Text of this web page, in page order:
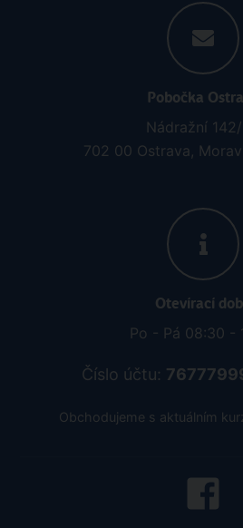
Pobočka
Nádražní
702 00 Ostrava,
Otevírací
Po - Pá 08:30 -
Číslo účtu:
Obchodujeme s aktuálním